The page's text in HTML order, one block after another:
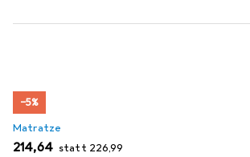
−5%
Matratze
EUR
214,64 statt EUR
226,99